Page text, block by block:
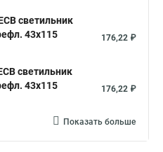
светильник
43x115
176,22 ₽
светильник
43x115
176,22 ₽
Показать больше